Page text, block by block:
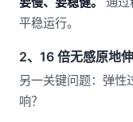
平稳运行。
2、16 倍无感原地
另一关键问题：弹性
响？